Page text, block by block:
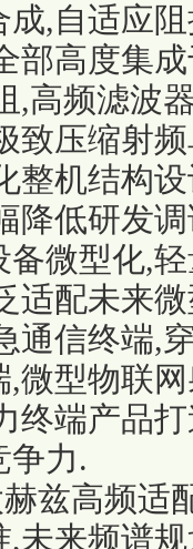
成,自适应
部高度集
,高频滤波
致压缩射
整机结构
降低研发
备微型化,
适配未来
通信终端,
,微型物联
终端产品
争力.
兹高频适
,未来频谱